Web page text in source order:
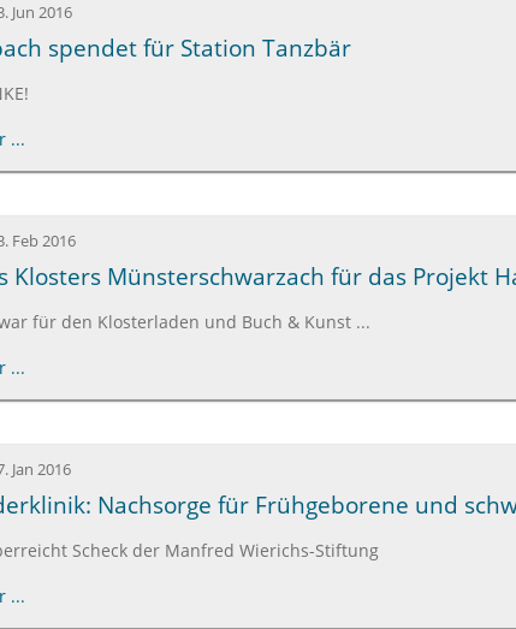
Jun 2016
spendet für Station Tanzbär
...
Feb 2016
Klosters Münsterschwarzach für das Projekt
für den Klosterladen und Buch & Kunst ...
...
Jan 2016
Nachsorge für Frühgeborene und
Scheck der Manfred Wierichs-Stiftung
...